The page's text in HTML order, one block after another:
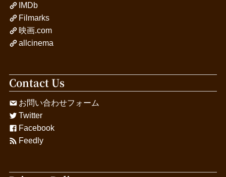
IMDb
Filmarks
映画.com
allcinema
Contact Us
お問い合わせフォーム
Twitter
Facebook
Feedly